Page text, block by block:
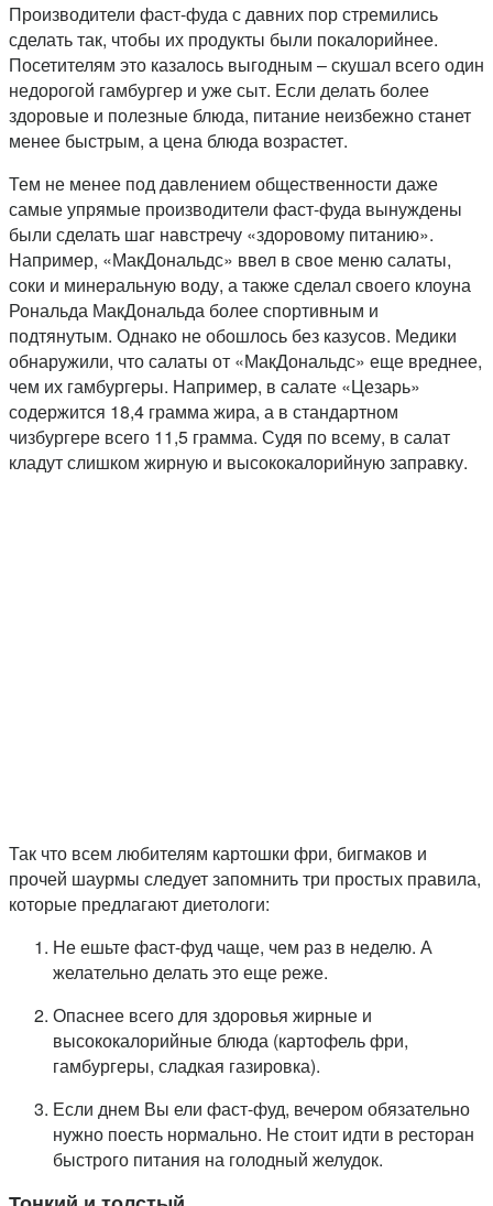
Производители фаст-фуда с давних пор стремились
сделать так, чтобы их продукты были покалорийнее.
Посетителям это казалось выгодным – скушал всего один
недорогой гамбургер и уже сыт. Если делать более
здоровые и полезные блюда, питание неизбежно станет
менее быстрым, а цена блюда возрастет.
Тем не менее под давлением общественности даже
самые упрямые производители фаст-фуда вынуждены
были сделать шаг навстречу «здоровому питанию».
Например, «МакДональдс» ввел в свое меню салаты,
соки и минеральную воду, а также сделал своего клоуна
Рональда МакДональда более спортивным и
подтянутым. Однако не обошлось без казусов. Медики
обнаружили, что салаты от «МакДональдс» еще вреднее,
чем их гамбургеры. Например, в салате «Цезарь»
содержится 18,4 грамма жира, а в стандартном
чизбургере всего 11,5 грамма. Судя по всему, в салат
кладут слишком жирную и высококалорийную заправку.
Так что всем любителям картошки фри, бигмаков и
прочей шаурмы следует запомнить три простых правила,
которые предлагают диетологи:
Не ешьте фаст-фуд чаще, чем раз в неделю. А
желательно делать это еще реже.
Опаснее всего для здоровья жирные и
высококалорийные блюда (картофель фри,
гамбургеры, сладкая газировка).
Если днем Вы ели фаст-фуд, вечером обязательно
нужно поесть нормально. Не стоит идти в ресторан
быстрого питания на голодный желудок.